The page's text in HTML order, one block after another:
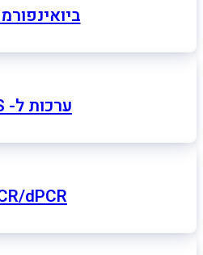
ערכות ל- NGS
dPCR